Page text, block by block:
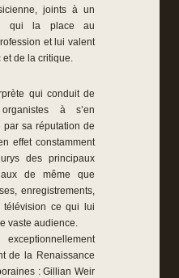
joints à un
qui la place au
et lui valent
et de la critique.
qui conduit de
à s’en
par sa réputation de
effet constamment
des principaux
de même que
enregistrements,
télévision ce qui lui
vaste audience.
de la Renaissance
: Gillian Weir